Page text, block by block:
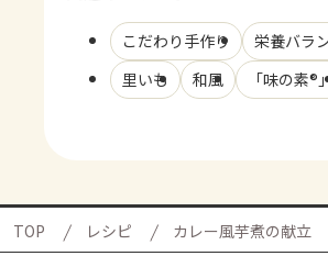
こだわり手作り 栄養バラ
里いも
和風 「味の素®
TOP レシピ カレー風芋煮の献立